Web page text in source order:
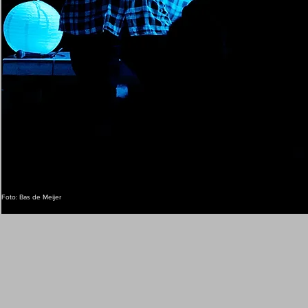
Foto: Bas de Meijer